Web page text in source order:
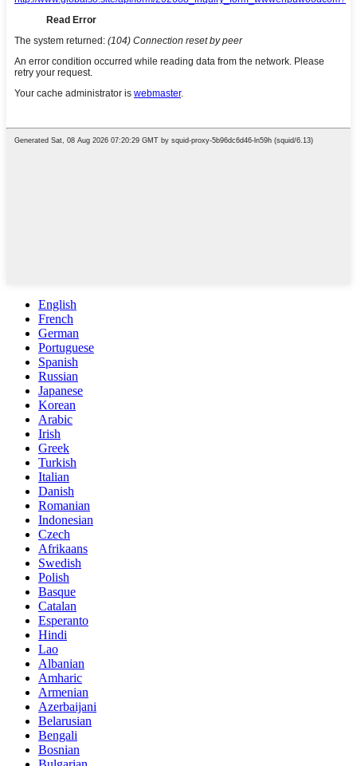
English
French
German
Portuguese
Spanish
Russian
Japanese
Korean
Arabic
Irish
Greek
Turkish
Italian
Danish
Romanian
Indonesian
Czech
Afrikaans
Swedish
Polish
Basque
Catalan
Esperanto
Hindi
Lao
Albanian
Amharic
Armenian
Azerbaijani
Belarusian
Bengali
Bosnian